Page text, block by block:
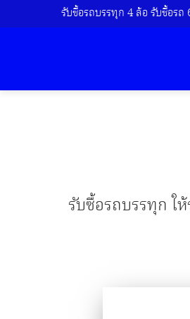
รับซื้อรถบรรทุก 4 ล้อ รับซื้อรถ
รับซื้อรถบรรทุก ใ